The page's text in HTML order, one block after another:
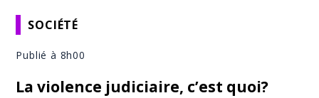
SOCIÉTÉ
Publié à 8h00
La violence judiciaire, c’est quoi?